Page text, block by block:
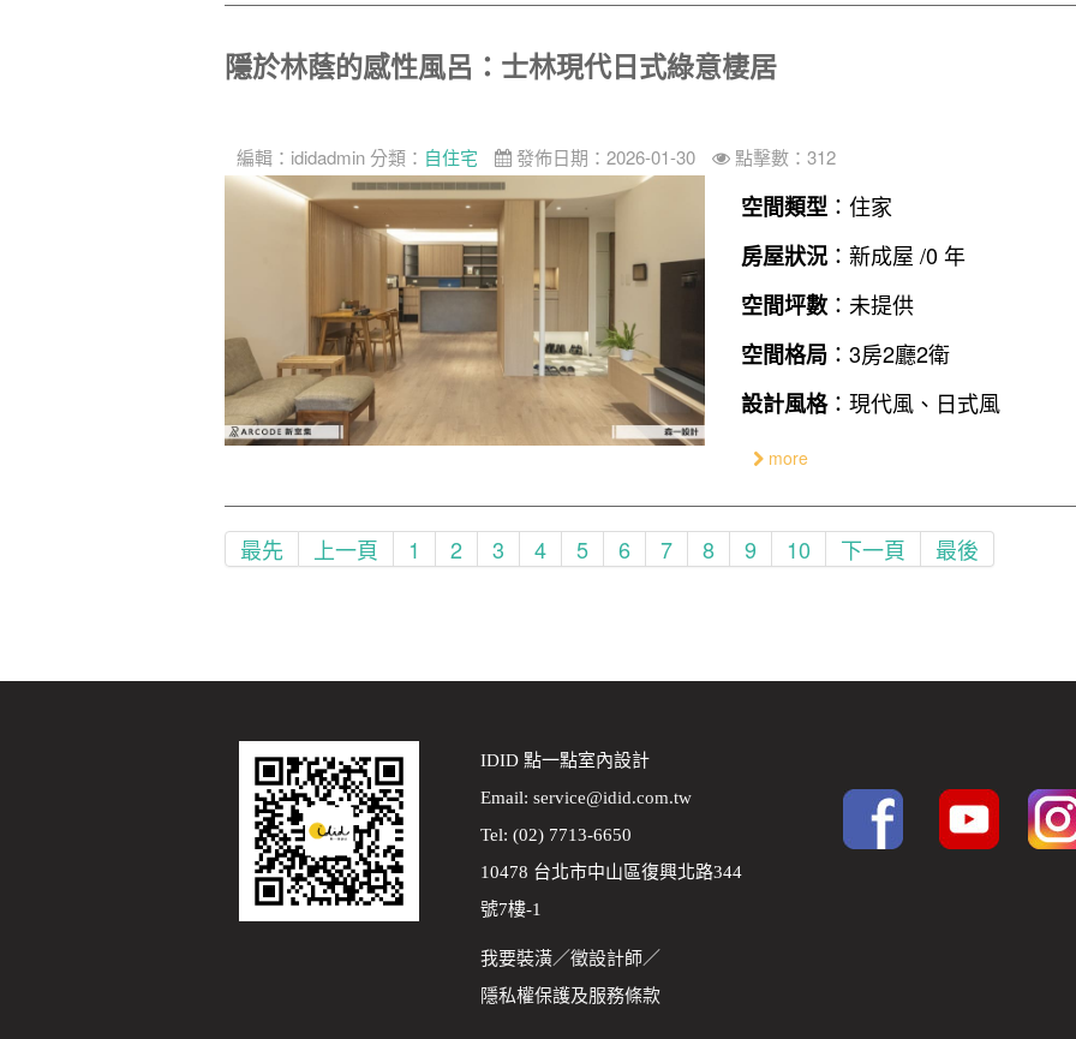
隱於林蔭的感性風呂：士林現代日式綠意棲居
編輯： ididadmin 分類： 自住宅 發佈日期：2026-01-30 點擊數：312
空間類型 ：住家
房屋狀況 ：新成屋 /0 年
空間坪數 ：未提供
空間格局 ：3房2廳2衛
設計風格：現代風、日式風
more
最先 上一頁 1 2 3 4 5 6 7 8 9 10 下一頁 最後
IDID 點一點室內設計
Email: service@idid.com.tw
Tel: (02) 7713-6650
10478 台北市中山區復興北路344
號7樓-1
我要裝潢／徵設計師／
隱私權保護及服務條款